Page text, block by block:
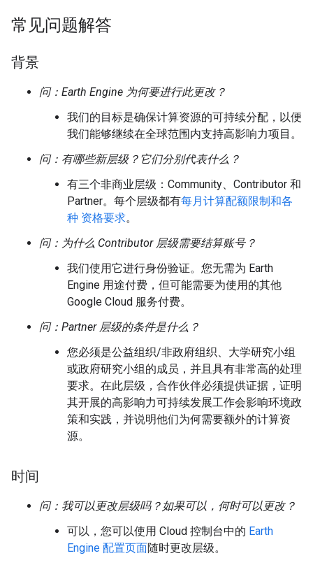
常见问题解答
背景
问：Earth Engine 为何要进行此更改？
我们的目标是确保计算资源的可持续分配，以便
我们能够继续在全球范围内支持高影响力项目。
问：有哪些新层级？它们分别代表什么？
有三个非商业层级：Community、Contributor 和
Partner。每个层级都有每月计算配额限制和各
种 资格要求。
问：为什么 Contributor 层级需要结算账号？
我们使用它进行身份验证。您无需为 Earth
Engine 用途付费，但可能需要为使用的其他
Google Cloud 服务付费。
问：Partner 层级的条件是什么？
您必须是公益组织/非政府组织、大学研究小组
或政府研究小组的成员，并且具有非常高的处理
要求。在此层级，合作伙伴必须提供证据，证明
其开展的高影响力可持续发展工作会影响环境政
策和实践，并说明他们为何需要额外的计算资
源。
时间
问：我可以更改层级吗？如果可以，何时可以更改？
可以，您可以使用 Cloud 控制台中的 Earth
Engine 配置页面随时更改层级。